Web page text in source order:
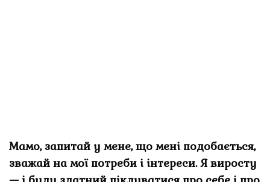
Мамо, запитай у мене, що мені подобається,
зважай на мої потреби і інтереси. Я виросту